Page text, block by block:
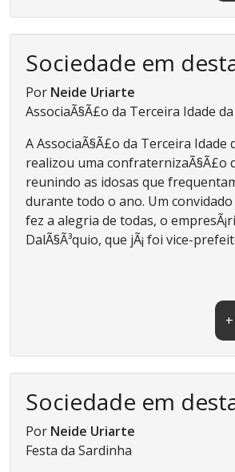
Sociedade em
Por Neide Uriarte
AssociaÃ§Ã£o da Terceira Idade
A AssociaÃ§Ã£o da Terceira Idade
realizou uma confraternizaÃ§Ã£o
reunindo as idosas que
durante todo o ano. Um
fez a alegria de todas, o
DalÃ§Ã³quio, que jÃ¡ foi vice-
Sociedade em
Por Neide Uriarte
Festa da Sardinha